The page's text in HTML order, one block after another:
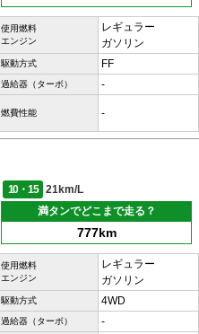
使用燃料
エンジン
レギュラー
ガソリン
駆動方式 FF
過給器（ターボ） -
燃費性能 -
10・15
21km/L
満タンでどこまで走る？
777km
使用燃料
エンジン
レギュラー
ガソリン
駆動方式 4WD
過給器（ターボ） -